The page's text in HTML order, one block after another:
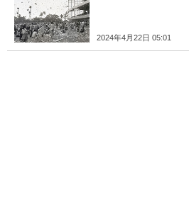
2024年4月22日 05:01